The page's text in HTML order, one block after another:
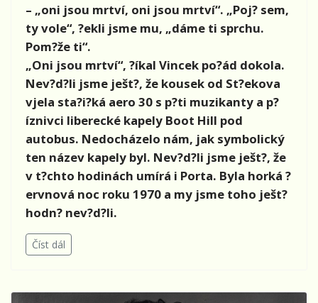
– „oni jsou mrtví, oni jsou mrtví“. „Poj? sem,
ty vole“, ?ekli jsme mu, „dáme ti sprchu.
Pom?že ti“.
„Oni jsou mrtví“, ?íkal Vincek po?ád dokola.
Nev?d?li jsme ješt?, že kousek od St?ekova
vjela sta?i?ká aero 30 s p?ti muzikanty a p?
íznivci liberecké kapely Boot Hill pod
autobus. Nedocházelo nám, jak symbolický
ten název kapely byl. Nev?d?li jsme ješt?, že
v t?chto hodinách umírá i Porta. Byla horká ?
ervnová noc roku 1970 a my jsme toho ješt?
hodn? nev?d?li.
Číst dál